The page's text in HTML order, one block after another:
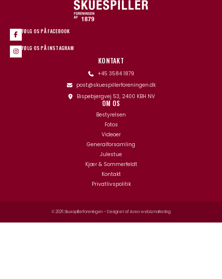
FØLG OS PÅ FACEBOOK
FØLG OS PÅ INSTAGRAM
KONTAKT
+45 3584 1879
post@skuespillerforeningen.dk
Bispebjergvej 53, 2400 KBH NV
OM OS
Bestyrelsen
Fotos
Videoer
Generalforsamling
Julestue
Kjær & Sommerfeldt
Kontakt
Privatlivspolitik
© 2026 Skuespillerforeningen – Designet afAveo web&marketing